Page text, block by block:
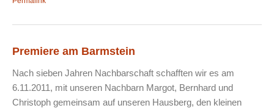
Premiere am Barmstein
Nach sieben Jahren Nachbarschaft schafften wir es am
6.11.2011, mit unseren Nachbarn Margot, Bernhard und
Christoph gemeinsam auf unseren Hausberg, den kleinen